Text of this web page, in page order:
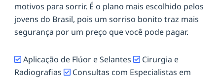
motivos para sorrir. É o plano mais escolhido pelos
jovens do Brasil, pois um sorriso bonito traz mais
segurança por um preço que você pode pagar.
Aplicação de Flúor e Selantes
Cirurgia e
Radiografias
Consultas com Especialistas em